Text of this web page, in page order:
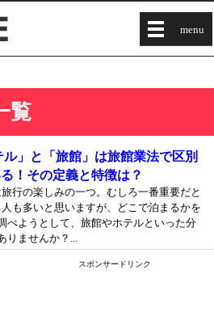
menu
覧
ル」と「旅館」は旅館業法で区別
！その定義と特徴は？
行の楽しみの一つ。むしろ一番重要だと
も多いと思いますが、どこで泊まるかを
べようとして、旅館やホテルといった分
りませんか？...
スポンサードリンク